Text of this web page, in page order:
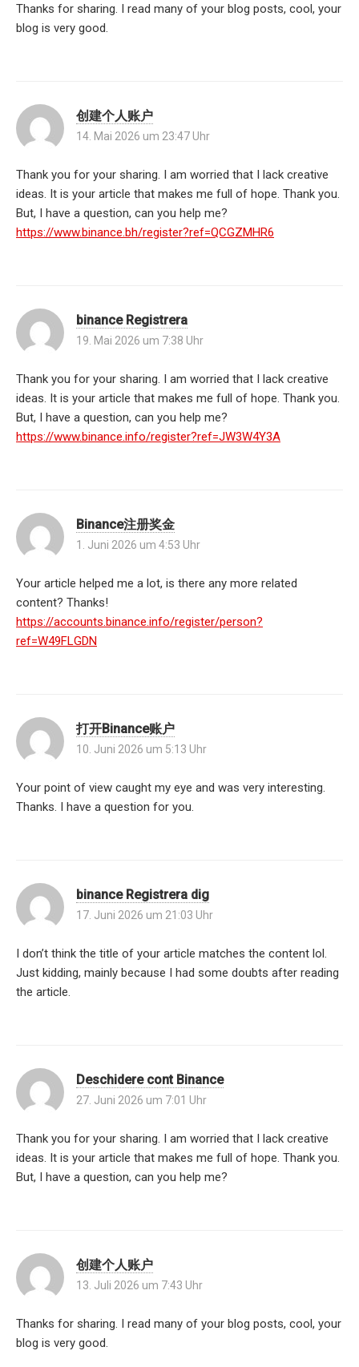
Thanks for sharing. I read many of your blog posts, cool, your
blog is very good.
创建个人账户
14. Mai 2026 um 23:47 Uhr
Thank you for your sharing. I am worried that I lack creative
ideas. It is your article that makes me full of hope. Thank you.
But, I have a question, can you help me?
https://www.binance.bh/register?ref=QCGZMHR6
binance Registrera
19. Mai 2026 um 7:38 Uhr
Thank you for your sharing. I am worried that I lack creative
ideas. It is your article that makes me full of hope. Thank you.
But, I have a question, can you help me?
https://www.binance.info/register?ref=JW3W4Y3A
Binance注册奖金
1. Juni 2026 um 4:53 Uhr
Your article helped me a lot, is there any more related
content? Thanks!
https://accounts.binance.info/register/person?
ref=W49FLGDN
打开Binance账户
10. Juni 2026 um 5:13 Uhr
Your point of view caught my eye and was very interesting.
Thanks. I have a question for you.
binance Registrera dig
17. Juni 2026 um 21:03 Uhr
I don’t think the title of your article matches the content lol.
Just kidding, mainly because I had some doubts after reading
the article.
Deschidere cont Binance
27. Juni 2026 um 7:01 Uhr
Thank you for your sharing. I am worried that I lack creative
ideas. It is your article that makes me full of hope. Thank you.
But, I have a question, can you help me?
创建个人账户
13. Juli 2026 um 7:43 Uhr
Thanks for sharing. I read many of your blog posts, cool, your
blog is very good.